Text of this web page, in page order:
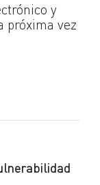
y
próxima vez